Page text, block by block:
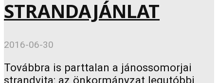
STRANDAJÁNLAT
2016-06-30
Továbbra is parttalan a jánossomorjai
strandvita: az önkormányzat legutóbbi